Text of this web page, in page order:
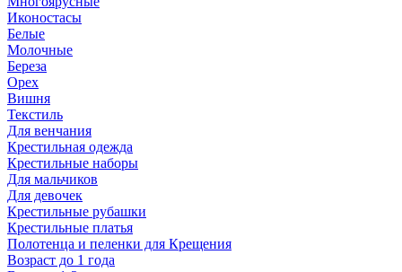
Иконостасы
Белые
Молочные
Береза
Орех
Вишня
Текстиль
Для венчания
Крестильная одежда
Крестильные наборы
Для мальчиков
Для девочек
Крестильные рубашки
Крестильные платья
Полотенца и пеленки для Крещения
Возраст до 1 года